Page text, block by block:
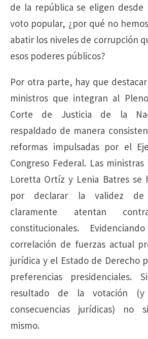
de la república se eligen
voto popular, ¿por qué no
abatir los niveles de corrupción
esos poderes públicos?
Por otra parte, hay que
ministros que integran al
Corte de Justicia de la
respaldado de manera
reformas impulsadas por el
Congreso Federal. Las ministras
Loretta Ortíz y Lenia Batres se
por declarar la validez de
claramente atentan
constitucionales.
correlación de fuerzas actual
jurídica y el Estado de Derecho
preferencias presidenciales.
resultado de la votación
consecuencias jurídicas) no
mismo.